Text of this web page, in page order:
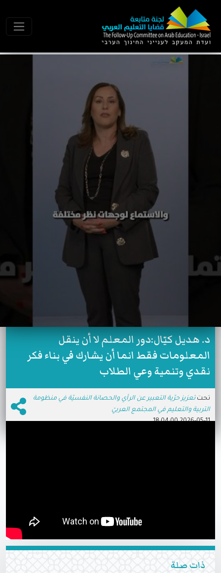
د. هديل كيّال:دور المعلم لا أن ينقل
المعلومات فقط انما أن يشارك في بناء فكر
نقدي وتنمية وعي الطلاب
تحت تعزيز حرّية التعبير عن الرأي والحصانة النفسيّة في منظومة
التربية والتعليم في المجتمع العربيّ
2026-05-11 18:04:00
ذات صلة